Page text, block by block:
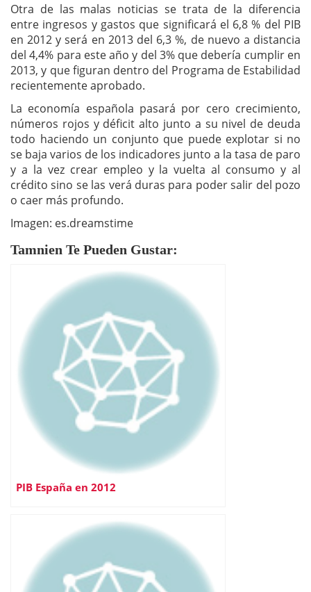
Otra de las malas noticias se trata de la diferencia
entre ingresos y gastos que significará el 6,8 % del PIB
en 2012 y será en 2013 del 6,3 %, de nuevo a distancia
del 4,4% para este año y del 3% que debería cumplir en
2013, y que figuran dentro del Programa de Estabilidad
recientemente aprobado.
La economía española pasará por cero crecimiento,
números rojos y déficit alto junto a su nivel de deuda
todo haciendo un conjunto que puede explotar si no
se baja varios de los indicadores junto a la tasa de paro
y a la vez crear empleo y la vuelta al consumo y al
crédito sino se las verá duras para poder salir del pozo
o caer más profundo.
Imagen: es.dreamstime
Tamnien Te Pueden Gustar:
PIB España en 2012